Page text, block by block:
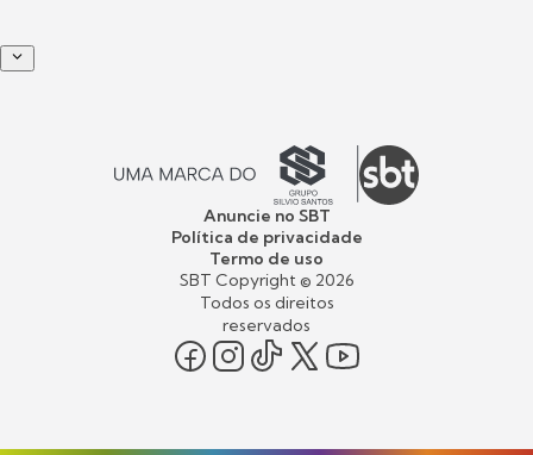
Anuncie no SBT
Política de privacidade
Termo de uso
SBT Copyright © 2026
Todos os direitos
reservados